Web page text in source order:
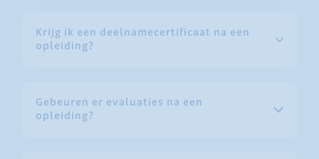
Krijg ik een deelnamecertificaat na een
opleiding?
Gebeuren er evaluaties na een
opleiding?